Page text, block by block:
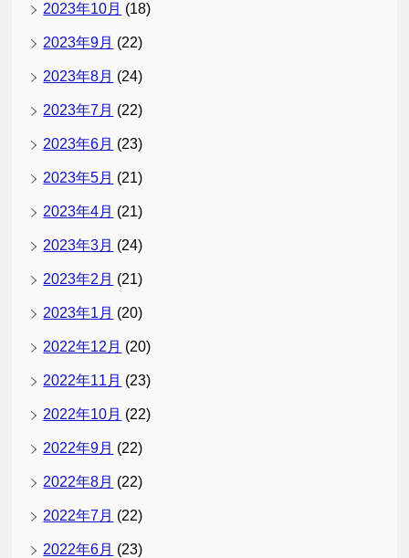
2023年10月 (18)
2023年9月 (22)
2023年8月 (24)
2023年7月 (22)
2023年6月 (23)
2023年5月 (21)
2023年4月 (21)
2023年3月 (24)
2023年2月 (21)
2023年1月 (20)
2022年12月 (20)
2022年11月 (23)
2022年10月 (22)
2022年9月 (22)
2022年8月 (22)
2022年7月 (22)
2022年6月 (23)